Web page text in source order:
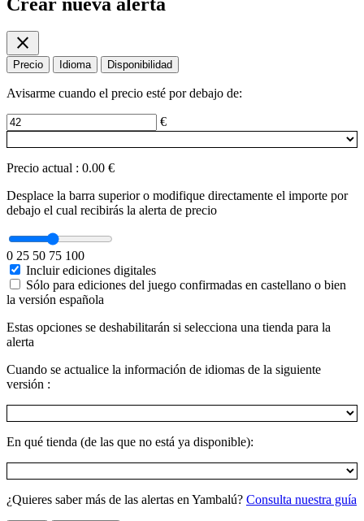
close
Precio Idioma Disponibilidad
Avisarme cuando el precio esté por debajo de:
€
Precio actual : 0.00 €
Desplace la barra superior o modifique directamente el importe por
debajo el cual recibirás la alerta de precio
0 25 50 75 100
Incluir ediciones digitales
Sólo para ediciones del juego confirmadas en castellano o bien
la versión española
Estas opciones se deshabilitarán si selecciona una tienda para la
alerta
Cuando se actualice la información de idiomas de la siguiente
versión :
En qué tienda (de las que no está ya disponible):
¿Quieres saber más de las alertas en Yambalú? Consulta nuestra guía